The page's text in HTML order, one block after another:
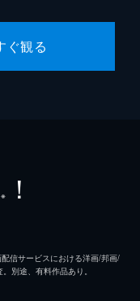
ぐ観る
※ ！
信サービスにおける洋画/邦画/
別途、有料作品あり。